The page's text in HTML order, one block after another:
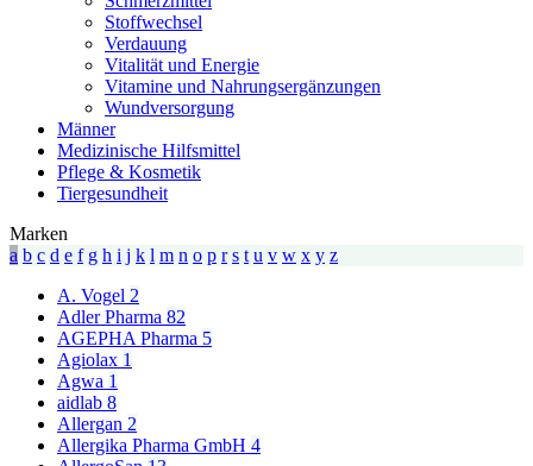
Stoffwechsel
Verdauung
Vitalität und Energie
Vitamine und Nahrungsergänzungen
Wundversorgung
Männer
Medizinische Hilfsmittel
Pflege & Kosmetik
Tiergesundheit
Marken
a b c d e f g h i j k l m n o p r s t u v w x y z
A. Vogel 2
Adler Pharma 82
AGEPHA Pharma 5
Agiolax 1
Agwa 1
aidlab 8
Allergan 2
Allergika Pharma GmbH 4